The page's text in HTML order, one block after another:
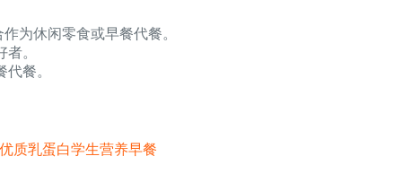
为休闲零食或早餐代餐。
。
餐。
质乳蛋白学生营养早餐